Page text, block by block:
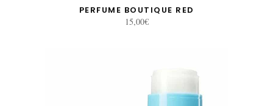
PERFUME BOUTIQUE RED
15,00€